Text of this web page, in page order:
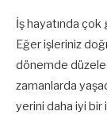
İş hayatında çok
Eğer işleriniz
dönemde
zamanlarda
yerini daha iyi bir